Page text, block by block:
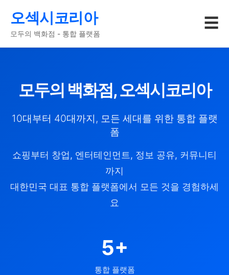
오섹시코리아
모두의 백화점 - 통합 플랫폼
☰
모두의 백화점, 오섹시코리아
10대부터 40대까지, 모든 세대를 위한 통합 플랫
폼
쇼핑부터 창업, 엔터테인먼트, 정보 공유, 커뮤니티
까지
대한민국 대표 통합 플랫폼에서 모든 것을 경험하세
요
5+
통합 플랫폼